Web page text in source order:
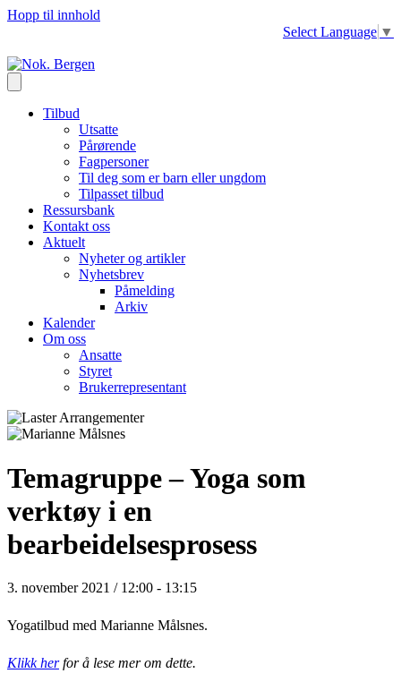
Hopp til innhold
Select Language ▼
Tilbud
Utsatte
Pårørende
Fagpersoner
Til deg som er barn eller ungdom
Tilpasset tilbud
Ressursbank
Kontakt oss
Aktuelt
Nyheter og artikler
Nyhetsbrev
Påmelding
Arkiv
Kalender
Om oss
Ansatte
Styret
Brukerrepresentant
Temagruppe – Yoga som
verktøy i en
bearbeidelsesprosess
3. november 2021 / 12:00 - 13:15
Yogatilbud med Marianne Målsnes.
Klikk herfor å lese mer om dette.